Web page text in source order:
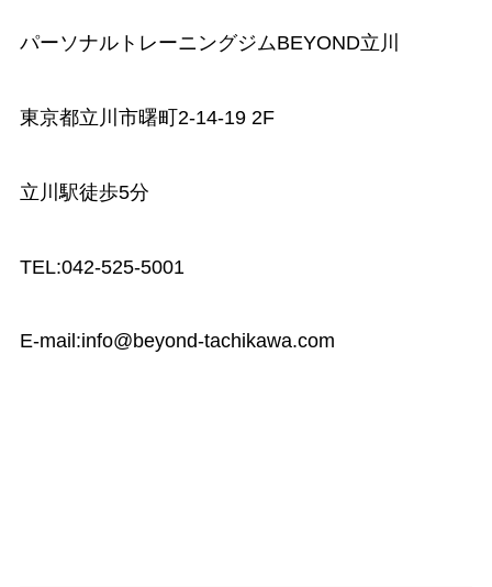
パーソナルトレーニングジムBEYOND立川
東京都立川市曙町2-14-19 2F
立川駅徒歩5分
TEL:042-525-5001
E-mail:info@beyond-tachikawa.com